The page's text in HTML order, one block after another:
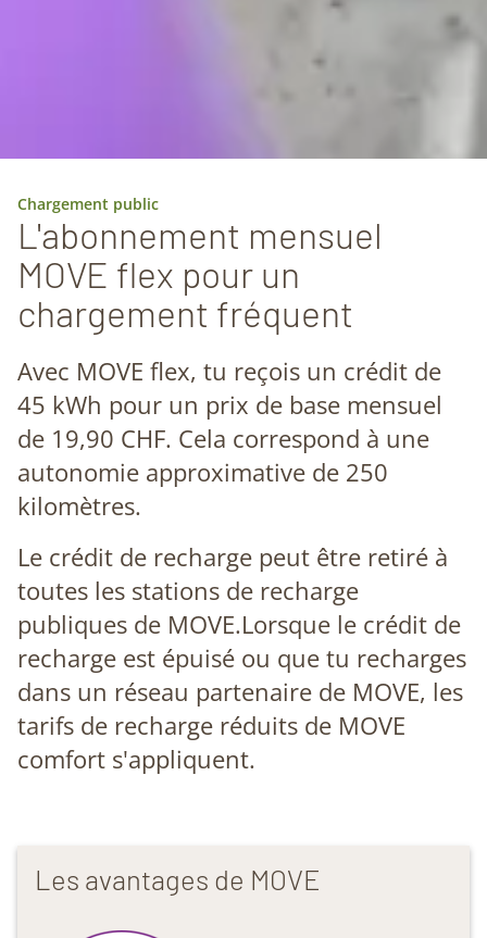
Chargement public
L'abonnement mensuel
MOVE flex pour un
chargement fréquent
Avec MOVE flex, tu reçois un crédit de
45 kWh pour un prix de base mensuel
de 19,90 CHF. Cela correspond à une
autonomie approximative de 250
kilomètres.
Le crédit de recharge peut être retiré à
toutes les stations de recharge
publiques de MOVE.Lorsque le crédit de
recharge est épuisé ou que tu recharges
dans un réseau partenaire de MOVE, les
tarifs de recharge réduits de MOVE
comfort s'appliquent.
Les avantages de MOVE